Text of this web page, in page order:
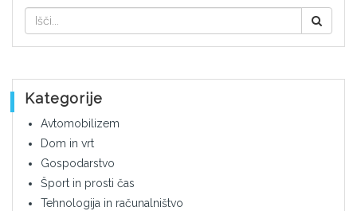
Kategorije
Avtomobilizem
Dom in vrt
Gospodarstvo
Šport in prosti čas
Tehnologija in računalništvo